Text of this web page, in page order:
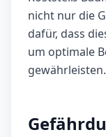
nicht nur die
dafür, dass
um optimale
gewährleisten.